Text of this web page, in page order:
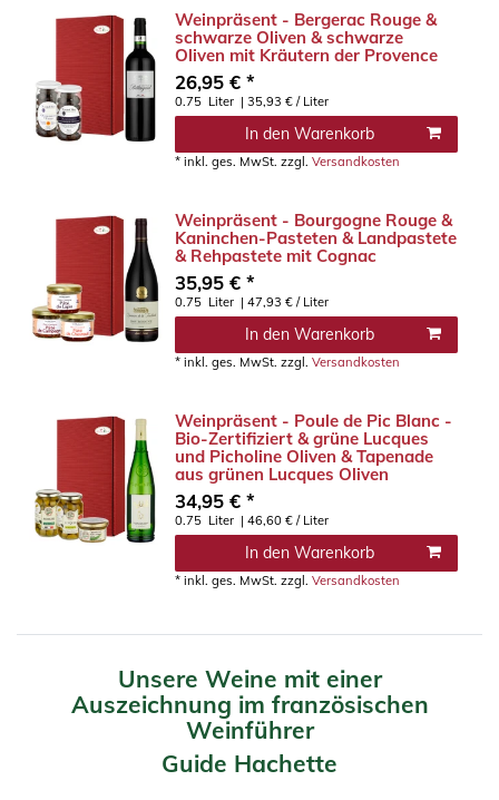
Weinpräsent - Bergerac Rouge &
schwarze Oliven & schwarze
Oliven mit Kräutern der Provence
26,95 € *
0.75 Liter | 35,93 € / Liter
In den Warenkorb
*inkl. ges. MwSt. zzgl.Versandkosten
Weinpräsent - Bourgogne Rouge &
Kaninchen-Pasteten & Landpastete
& Rehpastete mit Cognac
35,95 € *
0.75 Liter | 47,93 € / Liter
In den Warenkorb
*inkl. ges. MwSt. zzgl.Versandkosten
Weinpräsent - Poule de Pic Blanc -
Bio-Zertifiziert & grüne Lucques
und Picholine Oliven & Tapenade
aus grünen Lucques Oliven
34,95 € *
0.75 Liter | 46,60 € / Liter
In den Warenkorb
*inkl. ges. MwSt. zzgl.Versandkosten
Unsere Weine mit einer
Auszeichnung im französischen
Weinführer
Guide Hachette